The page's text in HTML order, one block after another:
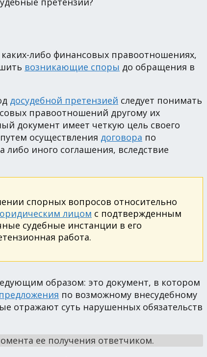
либо финансовых правоотношениях,
возникающие споры до обращения в
досудебной претензией следует понимать
правоотношений другому их
документ имеет четкую цель своего
осуществления договора по
иного соглашения, вследствие
спорных вопросов относительно
лицом с подтвержденным
судебные инстанции в его
работа.
образом: это документ, в котором
предложения по возможному внесудебному
отражают суть нарушенных обязательств
ее получения ответчиком.